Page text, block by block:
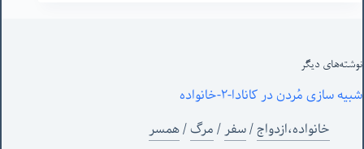
نوشته‌های‌ دیگر
شبیه سازی مُردن در کانادا-٢-خانواده
خانواده،ازدواج/سفر/مرگ/همسر